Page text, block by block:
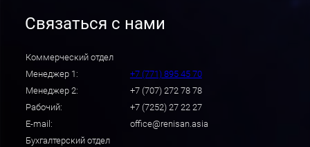
Связаться с нами
Коммерческий отдел
Менеджер 1:
+7 (771) 895 45 70
Менеджер 2:
+7 (707) 272 78 78
Рабочий:
+7 (7252) 27 22 27
E-mail:
office@renisan.asia
Бухгалтерский отдел